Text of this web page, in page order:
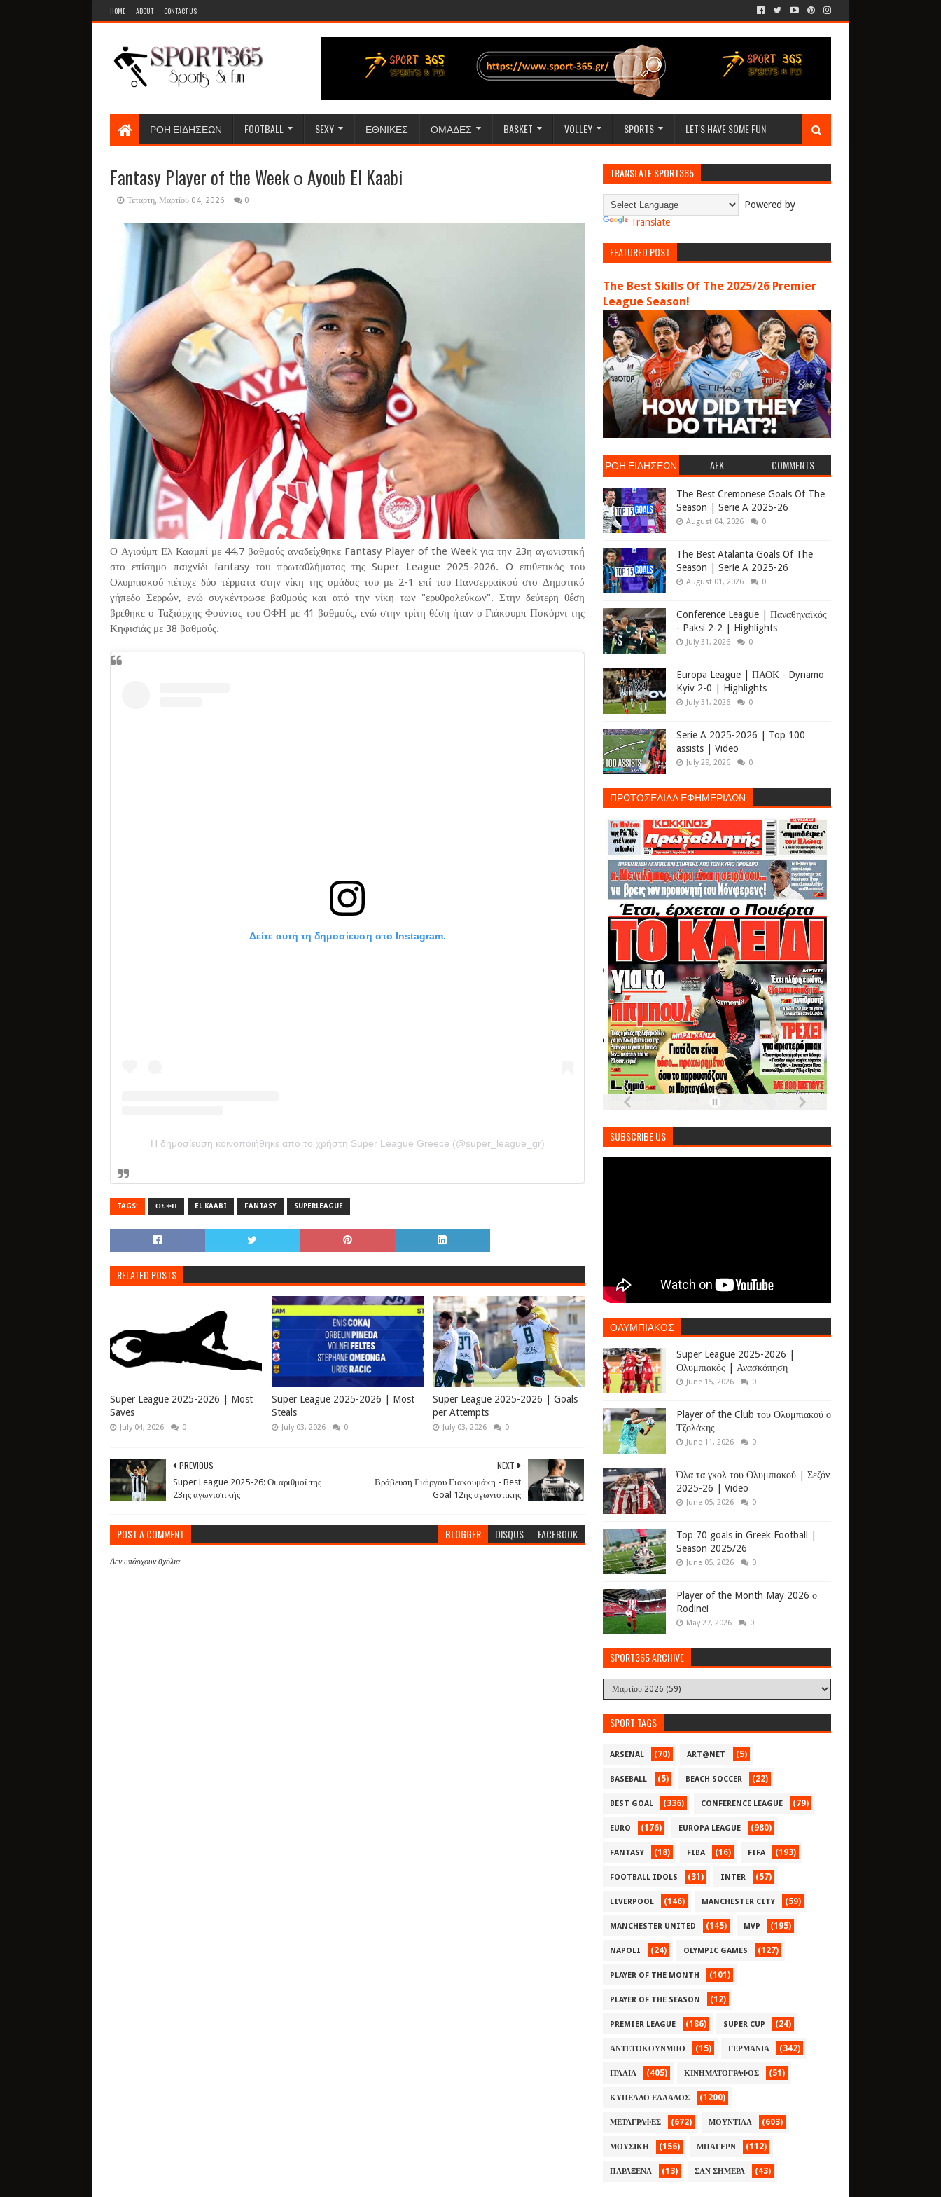
HOME ABOUT CONTACT US
ΡΟΗ ΕΙΔΗΣΕΩΝ FOOTBALL SEXY ΕΘΝΙΚΕΣ ΟΜΑΔΕΣ BASKET VOLLEY SPORTS LET'S HAVE SOME FUN
Fantasy Player of the Week ο Ayoub El Kaabi
Τετάρτη, Μαρτίου 04, 2026 0
Ο Αγιούμπ Ελ Κααμπί με 44,7 βαθμούς αναδείχθηκε Fantasy Player of the Week για την 23η αγωνιστική
στο επίσημο παιχνίδι fantasy του πρωταθλήματος της Super League 2025-2026. O επιθετικός του
Ολυμπιακού πέτυχε δύο τέρματα στην νίκη της ομάδας του με 2-1 επί του Πανσερραϊκού στο Δημοτικό
γήπεδο Σερρών, ενώ συγκέντρωσε βαθμούς και από την νίκη των "ερυθρολεύκων". Στην δεύτερη θέση
βρέθηκε ο Ταξιάρχης Φούντας του ΟΦΗ με 41 βαθμούς, ενώ στην τρίτη θέση ήταν ο Γιάκουμπ Ποκόρνι της
Κηφισιάς με 38 βαθμούς.
Δείτε αυτή τη δημοσίευση στο Instagram.
Η δημοσίευση κοινοποιήθηκε από το χρήστη Super League Greece (@super_league_gr)
TAGS: ΟΣΦΠ EL KAABI FANTASY SUPERLEAGUE
RELATED POSTS
Super League 2025-2026 | Most
Saves
July 04, 2026 0
Super League 2025-2026 | Most
Steals
July 03, 2026 0
Super League 2025-2026 | Goals
per Attempts
July 03, 2026 0
NEXT
Βράβευση Γιώργου Γιακουμάκη - Best
Goal 12ης αγωνιστικής
PREVIOUS
Super League 2025-26: Οι αριθμοί της
23ης αγωνιστικής
POST A COMMENT BLOGGER DISQUS FACEBOOK
Δεν υπάρχουν σχόλια
TRANSLATE SPORT365
Powered by
Translate
FEATURED POST
The Best Skills Of The 2025/26 Premier
League Season!
ΡΟΗ ΕΙΔΗΣΕΩΝ AEK COMMENTS
The Best Cremonese Goals Of The
Season | Serie A 2025-26
August 04, 2026 0
The Best Atalanta Goals Of The
Season | Serie A 2025-26
August 01, 2026 0
Conference League | Παναθηναϊκός
- Paksi 2-2 | Highlights
July 31, 2026 0
Europa League | ΠΑΟΚ - Dynamo
Kyiv 2-0 | Highlights
July 31, 2026 0
Serie A 2025-2026 | Top 100
assists | Video
July 29, 2026 0
ΠΡΩΤΟΣΕΛΙΔΑ ΕΦΗΜΕΡΙΔΩΝ
SUBSCRIBE US
ΟΛΥΜΠΙΑΚΟΣ
Super League 2025-2026 |
Ολυμπιακός | Ανασκόπηση
June 15, 2026 0
Player of the Club του Ολυμπιακού ο
Τζολάκης
June 11, 2026 0
Όλα τα γκολ του Ολυμπιακού | Σεζόν
2025-26 | Video
June 05, 2026 0
Top 70 goals in Greek Football |
Season 2025/26
June 05, 2026 0
Player of the Month May 2026 ο
Rodinei
May 27, 2026 0
SPORT365 ARCHIVE
SPORT TAGS
ARSENAL (70) ART@NET (5)
BASEBALL (5) BEACH SOCCER (22)
BEST GOAL (336) CONFERENCE LEAGUE (79)
EURO (176) EUROPA LEAGUE (980)
FANTASY (18) FIBA (16) FIFA (193)
FOOTBALL IDOLS (31) INTER (57)
LIVERPOOL (146) MANCHESTER CITY (59)
MANCHESTER UNITED (145) MVP (195)
NAPOLI (24) OLYMPIC GAMES (127)
PLAYER OF THE MONTH (101)
PLAYER OF THE SEASON (12)
PREMIER LEAGUE (186) SUPER CUP (24)
ΑΝΤΕΤΟΚΟΥΝΜΠΟ (15) ΓΕΡΜΑΝΙΑ (342)
ΙΤΑΛΙΑ (405) ΚΙΝΗΜΑΤΟΓΡΑΦΟΣ (51)
ΚΥΠΕΛΛΟ ΕΛΛΑΔΟΣ (1200)
ΜΕΤΑΓΡΑΦΕΣ (672) ΜΟΥΝΤΙΑΛ (603)
ΜΟΥΣΙΚΗ (156) ΜΠΑΓΕΡΝ (112)
ΠΑΡΑΞΕΝΑ (13) ΣΑΝ ΣΗΜΕΡΑ (43)